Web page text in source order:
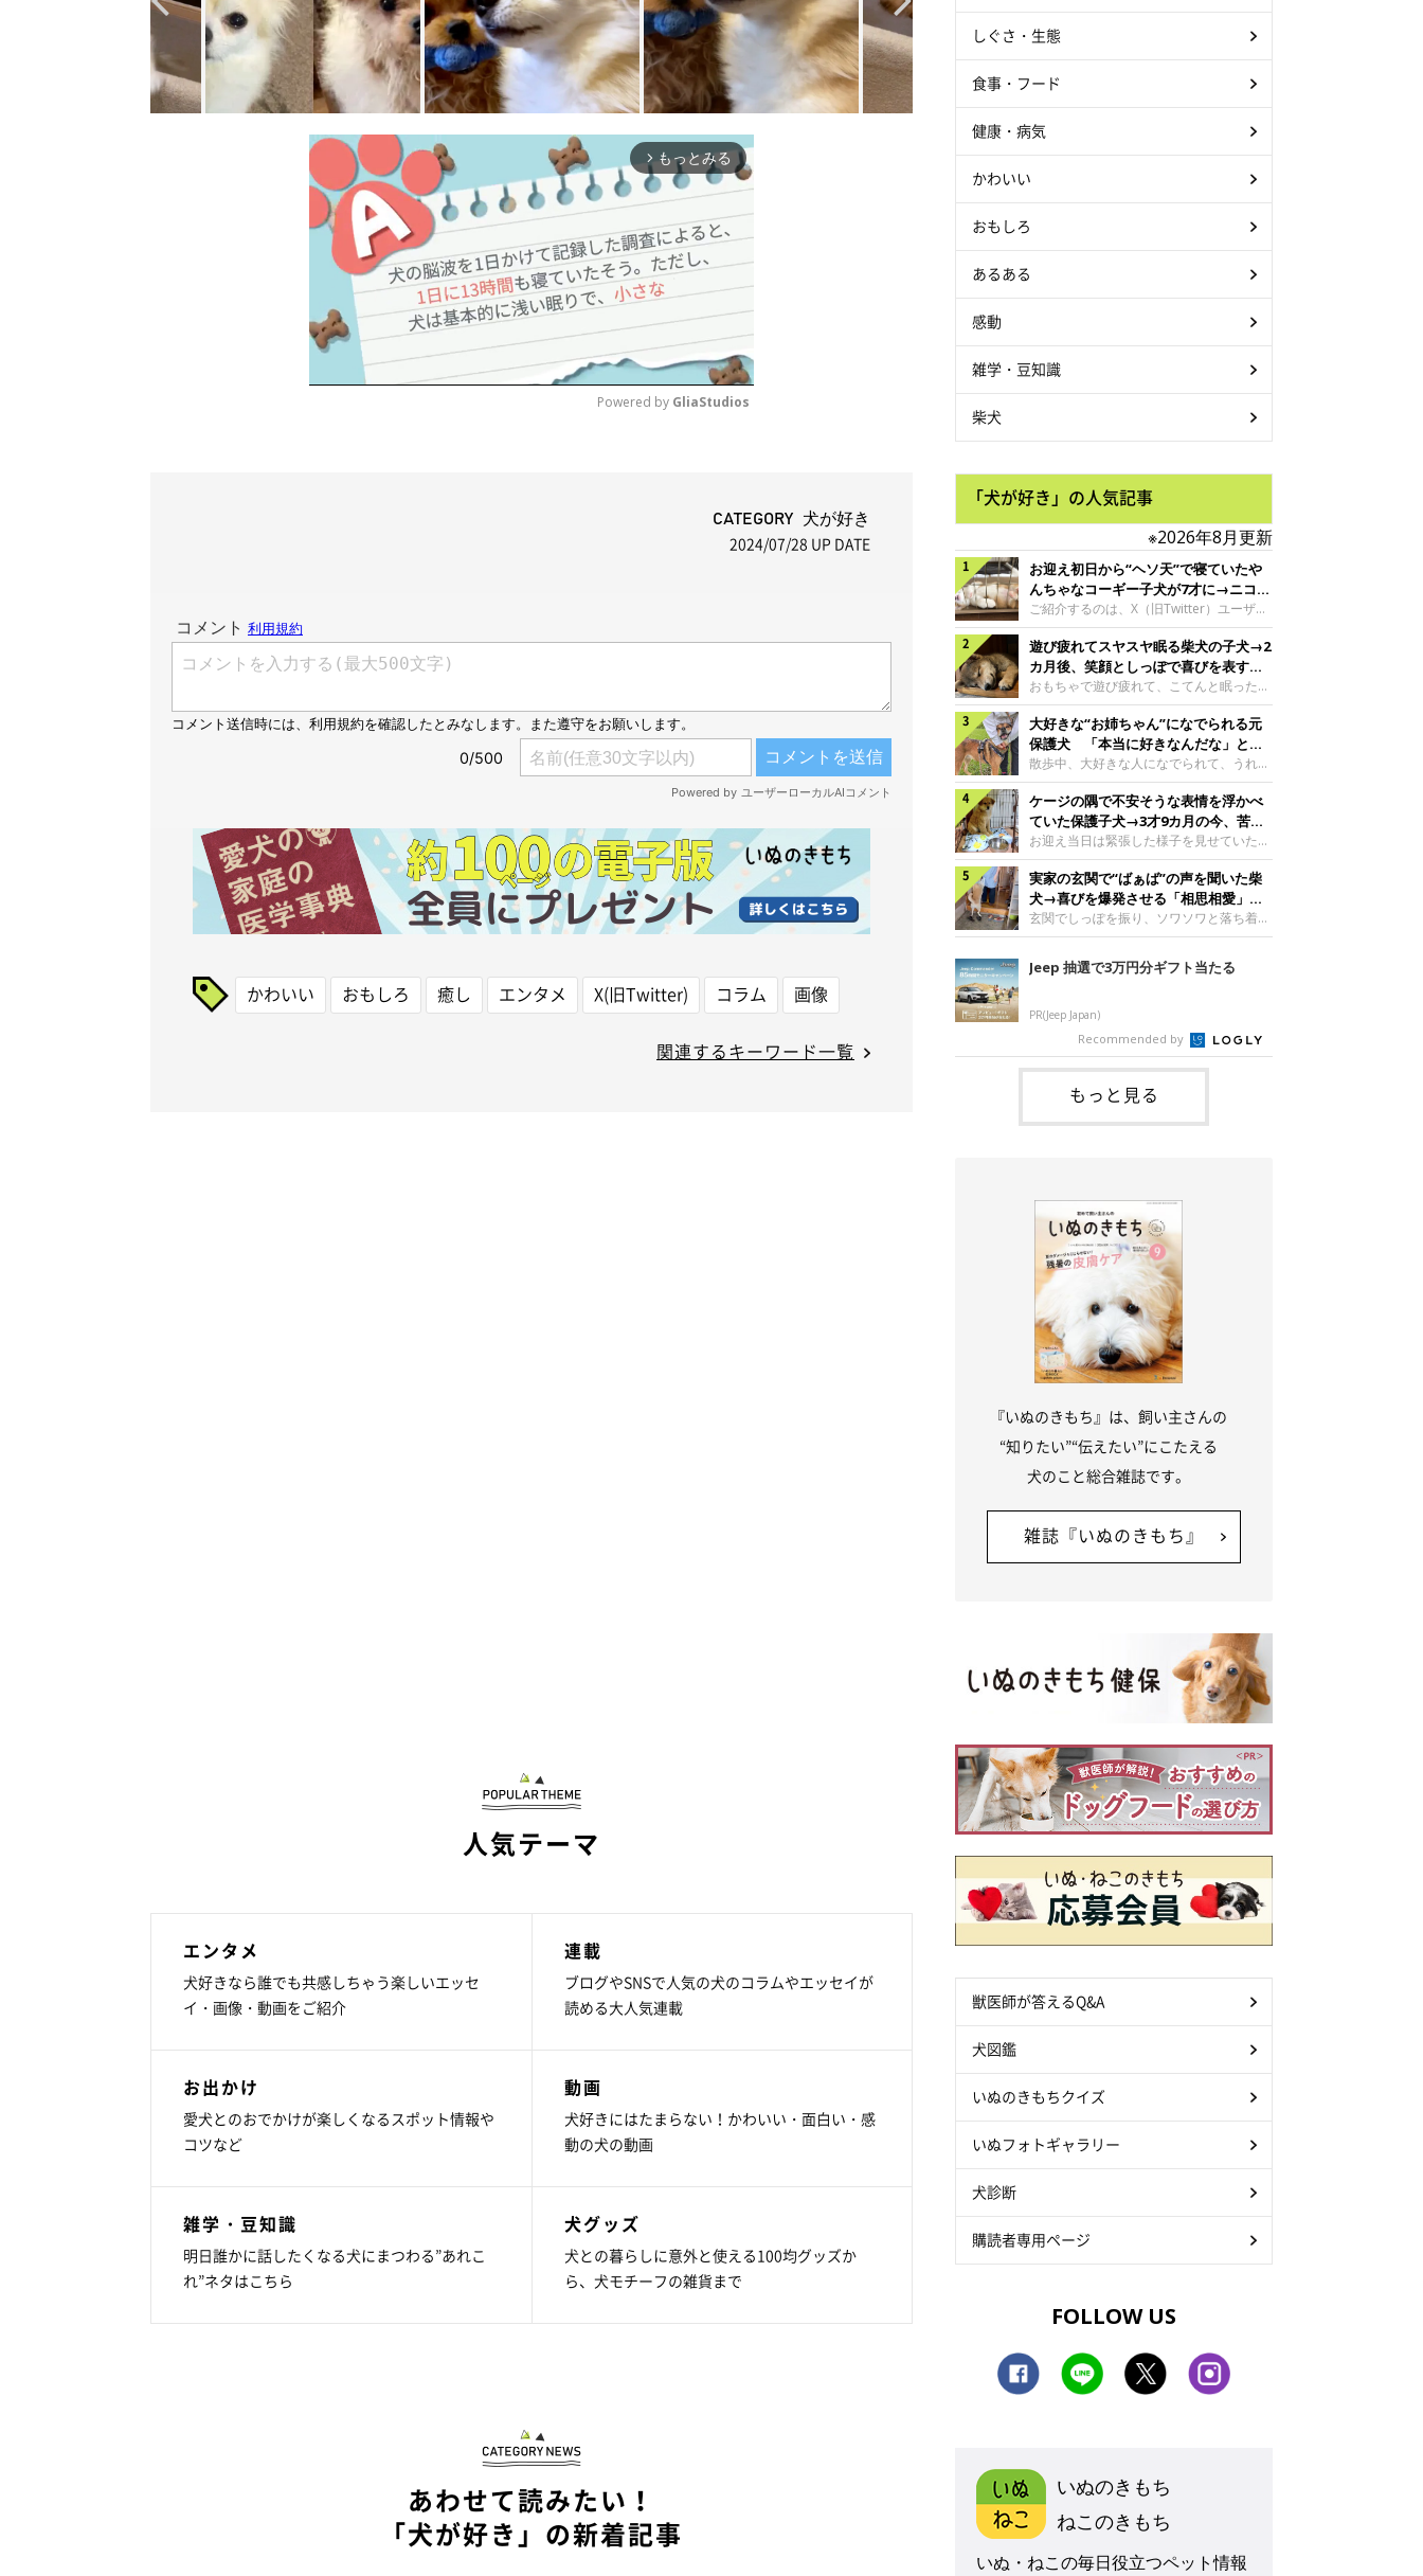
arrow_forward_ios もっとみる
Powered by GliaStudios
CATEGORY 犬が好き
2024/07/28 UP DATE
かわいい おもしろ 癒し エンタメ X(旧Twitter) コラム 画像
関連するキーワード一覧
人気テーマ
エンタメ
犬好きなら誰でも共感しちゃう楽しいエッセ
イ・画像・動画をご紹介
連載
ブログやSNSで人気の犬のコラムやエッセイが
読める大人気連載
お出かけ
愛犬とのおでかけが楽しくなるスポット情報や
コツなど
動画
犬好きにはたまらない！かわいい・面白い・感
動の犬の動画
雑学・豆知識
明日誰かに話したくなる犬にまつわる”あれこ
れ”ネタはこちら
犬グッズ
犬との暮らしに意外と使える100均グッズか
ら、犬モチーフの雑貨まで
あわせて読みたい！
「犬が好き」の新着記事
しぐさ・生態
食事・フード
健康・病気
かわいい
おもしろ
あるある
感動
雑学・豆知識
柴犬
「犬が好き」の人気記事
※2026年8月更新
お迎え初日から“ヘソ天”で寝ていたや
んちゃなコーギー子犬が7才に→ニコニ
コ“コーギースマイル”が魅力のコに成
長！
ご紹介するのは、X（旧Twitter）ユーザー
＠Kus1oKg2vsgdWS2さんの愛犬でウェル
シュ・コーギー・ペンブロークの神楽ちゃ
ん。今年の8月で7才になるという神楽ちゃ
んですが、いったいどんな子犬時代を過ご
したのでしょうか。今回は、神楽ちゃんの
成長を飼い主さんと振り返ります！神楽ち
ゃんの成長について聞いた！お迎えから数
日後の神楽ちゃん（撮影時生後2カ月）＠
Kus1oKg2vsgdWS2――お迎え当初の神楽
ちゃんの様子について教えてください。飼
い主さん： 「お迎え当日から“ヘソ天”で寝
るようなコでし
遊び疲れてスヤスヤ眠る柴犬の子犬→2
カ月後、笑顔としっぽで喜びを表すコ
に成長！
おもちゃで遊び疲れて、こてんと眠った子
犬。あれから2カ月、表情や行動にさまざ
まな変化が見られるようになりました。遊
び疲れて眠る生後2カ月のなっちゃん遊び
疲れた様子のなっちゃん。@Pkndg_紹介
するのは、X（旧Twitter）ユーザー
@Pkndg_さんの愛犬・なっちゃん（取材
時、生後4カ月／柴犬）。こちらの写真
は、なっちゃんが生後2カ月のころに撮影
された一枚です。この日、なっちゃんは家
族と一緒におもちゃで遊んでいました。た
くさん遊んで疲れたのか、その後は眠り始
めたそうです。眠るなっちゃん。
@Pkndg_
大好きな“お姉ちゃん”になでられる元
保護犬 「本当に好きなんだな」と感
じる表情にほっこり
散歩中、大好きな人になでられて、うれし
そうな表情を見せる元保護犬。甘えるよう
な姿に、見ているこちらまでほっこりしま
す。大好きな“お姉ちゃん”に甘える小次郎
くん妹さんになでてもらい、うれしそうな
表情を見せる小次郎くん（2026年6月撮
影）。@mika_Jimmy紹介するのは、X（旧
Twitter）ユーザー@mika_Jimmyさんの愛
犬・小次郎くん（撮影時5才）。こちら
は、飼い主さんの妹さんと一緒に散歩をし
日、飼い主さんは実家から自宅へ帰る途
ケージの隅で不安そうな表情を浮かべ
ていた保護子犬→3才9カ月の今、苦手
を克服し頼もしいコに成長！
お迎え当日は緊張した様子を見せていた元
野犬の保護子犬。あれから約3年半、苦手
だったことを一つひとつ克服し、家族に寄
り添う姿を見せています。お迎え当日、ケ
ージの隅で不安そうにお迎え当日のシルビ
アちゃん。@nemonemotos今回紹介する
のは、X（旧Twitter）ユーザー
@nemonemotosさんの愛犬・シルビアち
主さんが「#最初に撮った一枚」として投
稿した写真には、ケージの隅で不安そうな
表情を浮かべるシルビアちゃんの姿が写っ
ていました。こちらは、保護犬だったシル
実家の玄関で“ばぁば”の声を聞いた柴
犬→喜びを爆発させる「相思相愛」な
光景にほっこり
玄関でしっぽを振り、ソワソワと落ち着か
ない様子の柴犬。その先には、大好きな人
との再会が待っていました。玄関でソワソ
ワする福丸くんソワソワした様子を見せる
のは、X（旧Twitter）ユーザー
@totomo_fukumaruさんが投稿していた
動画。玄関でしっぽを振っているのは、愛
犬・福丸くん（撮影時11才／柴犬）です。
何やらソワソワしている様子が印象的です
が、それにはほっこりする理由がありまし
た。 玄関で聞こえた、うれしい声ばぁば
Jeep 抽選で3万円分ギフト当たる
PR(Jeep Japan)
Recommended by
もっと見る
『いぬのきもち』は、飼い主さんの
“知りたい”“伝えたい”にこたえる
犬のこと総合雑誌です。
雑誌『いぬのきもち』
獣医師が答えるQ&A
犬図鑑
いぬのきもちクイズ
いぬフォトギャラリー
犬診断
購読者専用ページ
FOLLOW US
いぬのきもち
ねこのきもち
いぬ・ねこの毎日役立つペット情報